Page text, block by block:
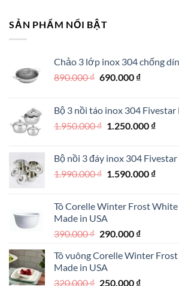
1.590.000 ₫.
SẢN PHẨM NỔI BẬT
Chảo 3 lớp inox 304 chống
890.000₫ Giá
890.000 ₫.
690.000 ₫Giá
là:
690.000 ₫.
Bộ 3 nồi táo inox 304 Fivestar
1.950.000₫ Giá
1.950.000 ₫.
1.250.000 ₫Giá
là:
Bộ nồi 3 đáy inox 304 Fivestar
1.990.000₫ Giá
1.990.000 ₫.
1.590.000 ₫Giá
là:
Tô Corelle Winter Frost
Made in USA
390.000₫ Giá
là:
390.000 ₫.
290.000 ₫Giá
tại
290.000 ₫.
Tô vuông Corelle Winter
Made in USA
320.000₫ Giá
250.000 ₫Giá